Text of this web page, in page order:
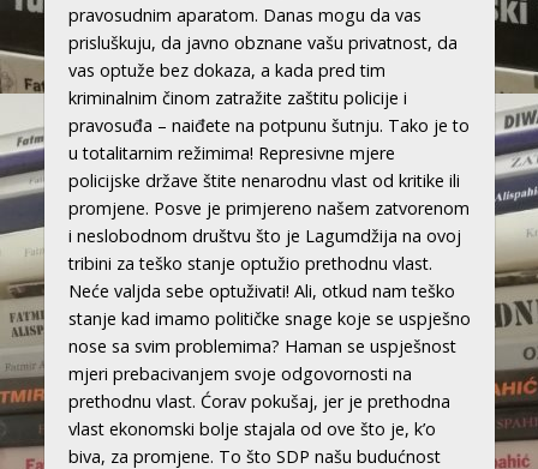
pravosudnim aparatom. Danas mogu da vas
prisluškuju, da javno obznane vašu privatnost, da
vas optuže bez dokaza, a kada pred tim
kriminalnim činom zatražite zaštitu policije i
pravosuđa – naiđete na potpunu šutnju. Tako je to
u totalitarnim režimima! Represivne mjere
policijske države štite nenarodnu vlast od kritike ili
promjene. Posve je primjereno našem zatvorenom
i neslobodnom društvu što je Lagumdžija na ovoj
tribini za teško stanje optužio prethodnu vlast.
Neće valjda sebe optuživati! Ali, otkud nam teško
stanje kad imamo političke snage koje se uspješno
nose sa svim problemima? Haman se uspješnost
mjeri prebacivanjem svoje odgovornosti na
prethodnu vlast. Ćorav pokušaj, jer je prethodna
vlast ekonomski bolje stajala od ove što je, k’o
biva, za promjene. To što SDP našu budućnost